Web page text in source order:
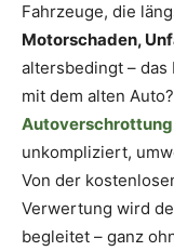
Fahrzeuge, die
Motorschaden,
altersbedingt – das
mit dem alten
Autoverschrottung
unkompliziert,
Von der
Verwertung wird
begleitet – ganz